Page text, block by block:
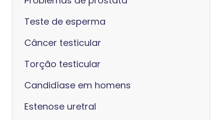
Teste de esperma
Câncer testicular
Torção testicular
Candidíase em homens
Estenose uretral